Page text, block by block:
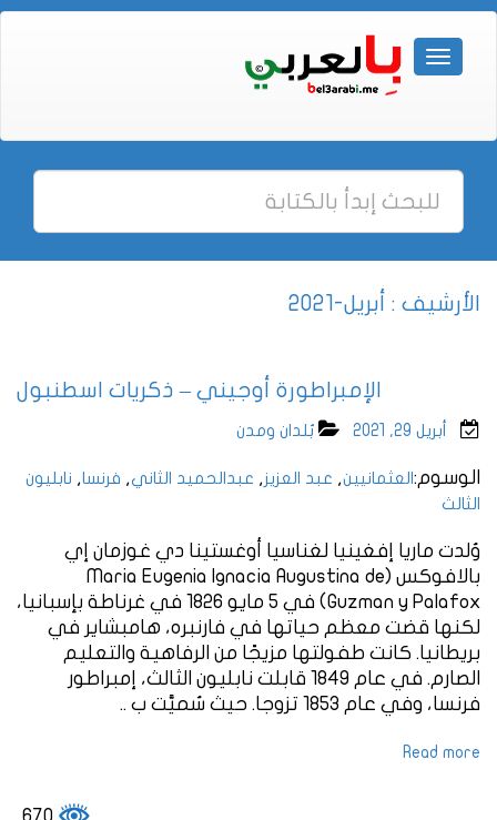
الأرشيف : أبريل-2021
الإمبراطورة أوجيني – ذكريات اسطنبول
أبريل 29, 2021 بُلدان ومدن
الوسوم: العثمانيين, عبد العزيز, عبدالحميد الثاني, فرنسا, نابليون
الثالث
وُلدت ماريا إفغينيا لغناسيا أوغستينا دي غوزمان إي
بالافوكس (Maria Eugenia Ignacia Augustina de
Guzman y Palafox) في 5 مايو 1826 في غرناطة بإسبانيا،
لكنها قضت معظم حياتها في فارنبره، هامبشاير في
بريطانيا. كانت طفولتها مزيجًا من الرفاهية والتعليم
الصارم. في عام 1849 قابلت نابليون الثالث، إمبراطور
فرنسا، وفي عام 1853 تزوجا. حيث سُميَّت ب ..
Read more